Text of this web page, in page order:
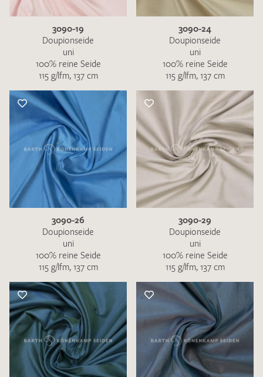
3090-19
Doupionseide
uni
100% reine Seide
115 g/lfm, 137 cm
3090-24
Doupionseide
uni
100% reine Seide
115 g/lfm, 137 cm
3090-26
Doupionseide
uni
100% reine Seide
115 g/lfm, 137 cm
3090-29
Doupionseide
uni
100% reine Seide
115 g/lfm, 137 cm